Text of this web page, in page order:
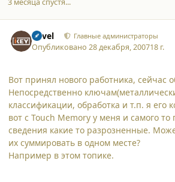
3 месяца спустя...
Pavel Главные администраторы
Опубликовано28 декабря, 200718 г.
Вот принял нового работника, сейчас
Непосредственно
классификации, обработка и т.п. я его
вот с Touch Memory у меня и самого
сведения какие то разрозненные.
их суммировать в одном месте?
Например в этом топике.